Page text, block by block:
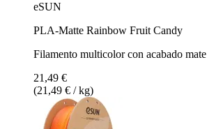
eSUN
PLA-Matte Rainbow Fruit Candy
Filamento multicolor con acabado mate
21,49 €
(21,49 € / kg)